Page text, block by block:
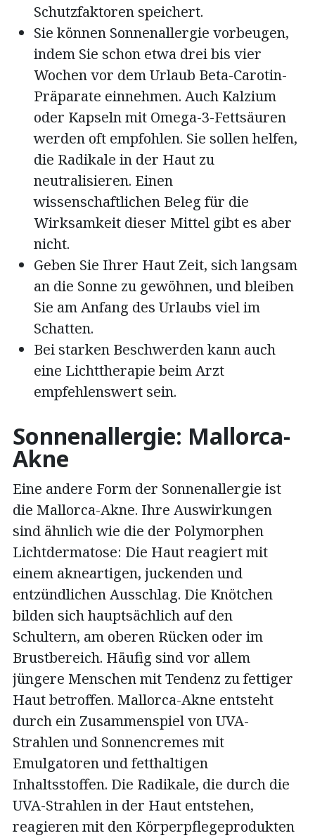
Schutzfaktoren speichert.
Sie können Sonnenallergie vorbeugen,
indem Sie schon etwa drei bis vier
Wochen vor dem Urlaub Beta-Carotin-
Präparate einnehmen. Auch Kalzium
oder Kapseln mit Omega-3-Fettsäuren
werden oft empfohlen. Sie sollen helfen,
die Radikale in der Haut zu
neutralisieren. Einen
wissenschaftlichen Beleg für die
Wirksamkeit dieser Mittel gibt es aber
nicht.
Geben Sie Ihrer Haut Zeit, sich langsam
an die Sonne zu gewöhnen, und bleiben
Sie am Anfang des Urlaubs viel im
Schatten.
Bei starken Beschwerden kann auch
eine Lichttherapie beim Arzt
empfehlenswert sein.
Sonnenallergie: Mallorca-
Akne
Eine andere Form der Sonnenallergie ist
die Mallorca-Akne. Ihre Auswirkungen
sind ähnlich wie die der Polymorphen
Lichtdermatose: Die Haut reagiert mit
einem akneartigen, juckenden und
entzündlichen Ausschlag. Die Knötchen
bilden sich hauptsächlich auf den
Schultern, am oberen Rücken oder im
Brustbereich. Häufig sind vor allem
jüngere Menschen mit Tendenz zu fettiger
Haut betroffen. Mallorca-Akne entsteht
durch ein Zusammenspiel von UVA-
Strahlen und Sonnencremes mit
Emulgatoren und fetthaltigen
Inhaltsstoffen. Die Radikale, die durch die
UVA-Strahlen in der Haut entstehen,
reagieren mit den Körperpflegeprodukten